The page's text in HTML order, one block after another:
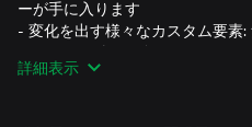
ーが手に入ります
- 変化を出す様々なカスタム要素
トパック、他にも色々！
詳細表示